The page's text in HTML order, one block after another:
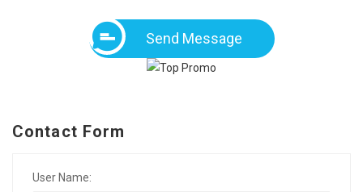
Send Message
Contact Form
User Name: